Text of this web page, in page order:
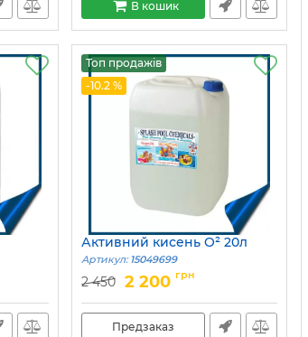
В кошик
Топ продажів
-10.2 %
Активний кисень O² 20л
Артикул: 15049699
2 450 2 200 грн
Предзаказ